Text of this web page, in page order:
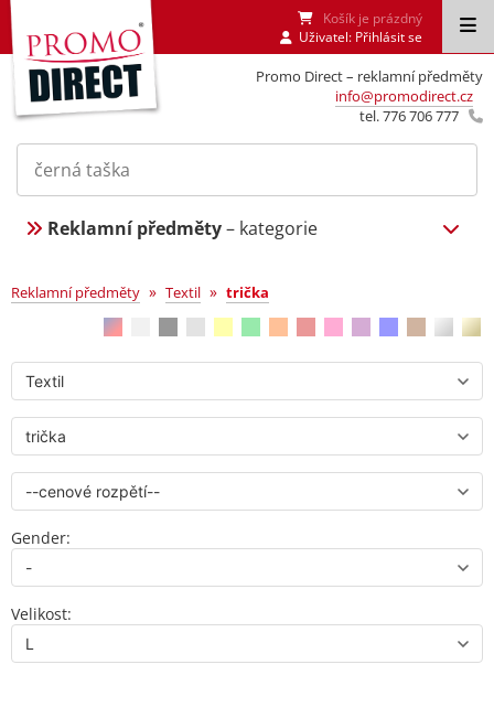
Promo Direct – reklamní předměty
info@promodirect.cz
tel. 776 706 777
Košík je prázdný
Uživatel: Přihlásit se
Reklamní předměty– kategorie
trička
Reklamní předměty » Textil » trička
Gender:
Velikost: